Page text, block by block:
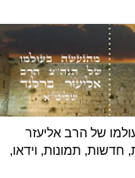
של הרב אליעזר
- דיווחים שוטפים 24 שעות, חדשות, תמונות, וידאו,